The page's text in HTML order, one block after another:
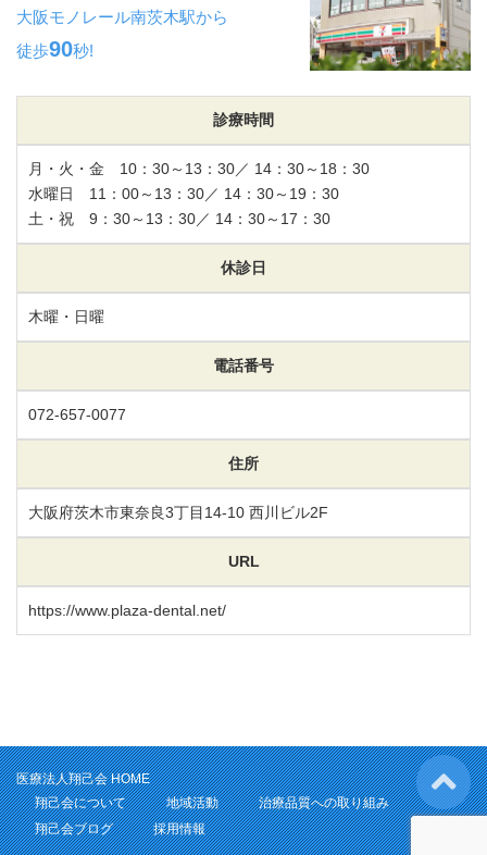
大阪モノレール南茨木駅から
徒歩90秒!
診療時間
月・火・金 10：30～13：30／ 14：30～18：30
水曜日 11：00～13：30／ 14：30～19：30
土・祝 9：30～13：30／ 14：30～17：30
休診日
木曜・日曜
電話番号
072-657-0077
住所
大阪府茨木市東奈良3丁目14-10 西川ビル2F
URL
https://www.plaza-dental.net/
医療法人翔己会 HOME
翔己会について
地域活動
治療品質への取り組み
翔己会ブログ
採用情報